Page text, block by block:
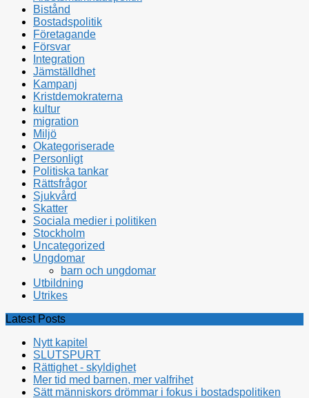
Bistånd
Bostadspolitik
Företagande
Försvar
Integration
Jämställdhet
Kampanj
Kristdemokraterna
kultur
migration
Miljö
Okategoriserade
Personligt
Politiska tankar
Rättsfrågor
Sjukvård
Skatter
Sociala medier i politiken
Stockholm
Uncategorized
Ungdomar
barn och ungdomar
Utbildning
Utrikes
Latest Posts
Nytt kapitel
SLUTSPURT
Rättighet - skyldighet
Mer tid med barnen, mer valfrihet
Sätt människors drömmar i fokus i bostadspolitiken